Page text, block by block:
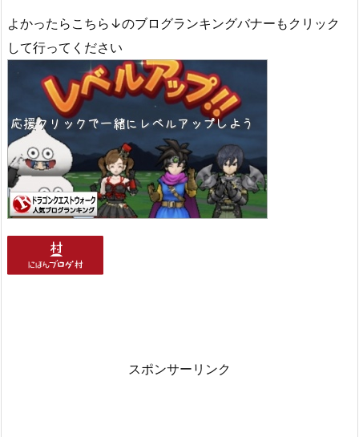
よかったらこちら↓のブログランキングバナーもクリック
して行ってください
スポンサーリンク